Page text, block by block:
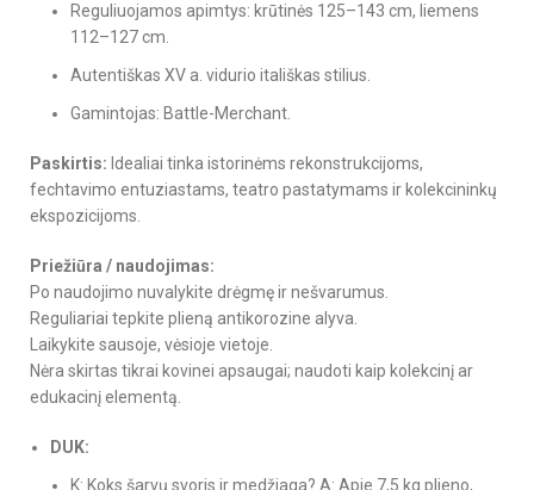
Reguliuojamos apimtys: krūtinės 125–143 cm, liemens
112–127 cm.
Autentiškas XV a. vidurio itališkas stilius.
Gamintojas: Battle-Merchant.
Paskirtis: Idealiai tinka istorinėms rekonstrukcijoms,
fechtavimo entuziastams, teatro pastatymams ir kolekcininkų
ekspozicijoms.
Priežiūra / naudojimas:
Po naudojimo nuvalykite drėgmę ir nešvarumus.
Reguliariai tepkite plieną antikorozine alyva.
Laikykite sausoje, vėsioje vietoje.
Nėra skirtas tikrai kovinei apsaugai; naudoti kaip kolekcinį ar
edukacinį elementą.
DUK:
K: Koks šarvų svoris ir medžiaga? A: Apie 7,5 kg plieno,